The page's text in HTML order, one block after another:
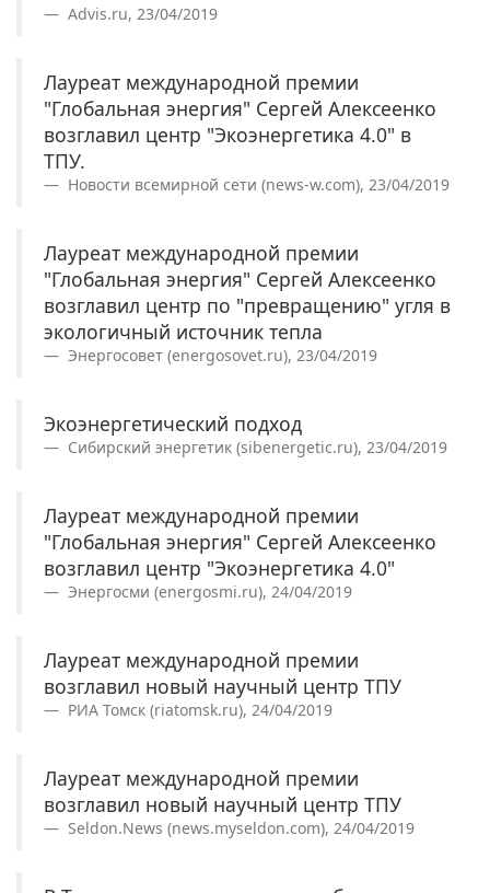
Advis.ru, 23/04/2019
Лауреат международной премии
"Глобальная энергия" Сергей Алексеенко
возглавил центр "Экоэнергетика 4.0" в
ТПУ.
Новости всемирной сети (news-w.com), 23/04/2019
Лауреат международной премии
"Глобальная энергия" Сергей Алексеенко
возглавил центр по "превращению" угля в
экологичный источник тепла
Энергосовет (energosovet.ru), 23/04/2019
Экоэнергетический подход
Сибирский энергетик (sibenergetic.ru), 23/04/2019
Лауреат международной премии
"Глобальная энергия" Сергей Алексеенко
возглавил центр "Экоэнергетика 4.0"
Энергосми (energosmi.ru), 24/04/2019
Лауреат международной премии
возглавил новый научный центр ТПУ
РИА Томск (riatomsk.ru), 24/04/2019
Лауреат международной премии
возглавил новый научный центр ТПУ
Seldon.News (news.myseldon.com), 24/04/2019